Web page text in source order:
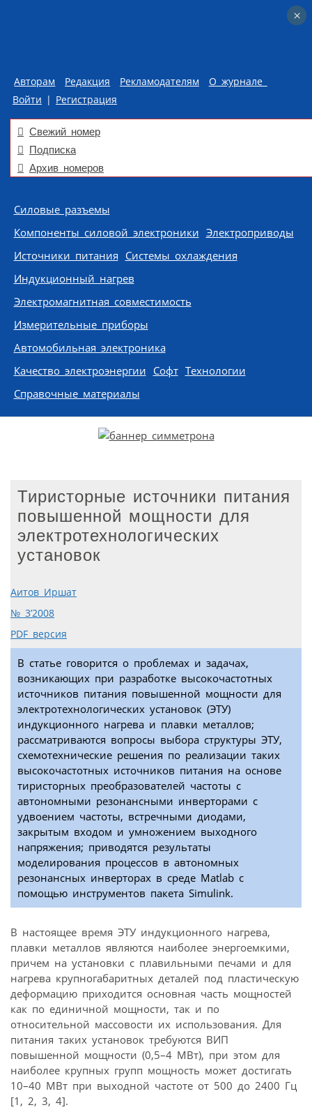
Авторам Редакция Рекламодателям
О журнале
Войти | Регистрация
Свежий номер
Подписка
Архив номеров
Skip to content
Силовые разъемы
Компоненты силовой электроники Электроприводы
Источники питания Системы охлаждения
Индукционный нагрев
Электромагнитная совместимость
Измерительные приборы
Автомобильная электроника
Качество электроэнергии Софт Технологии
Справочные материалы
Тиристорные источники питания
повышенной мощности для
электротехнологических
установок
Аитов Иршат
№ 3’2008
PDF версия
В статье говорится о проблемах и задачах,
возникающих при разработке высокочастотных
источников питания повышенной мощности для
электротехнологических установок (ЭТУ)
индукционного нагрева и плавки металлов;
рассматриваются вопросы выбора структуры ЭТУ,
схемотехнические решения по реализации таких
высокочастотных источников питания на основе
тиристорных преобразователей частоты с
автономными резонансными инверторами с
удвоением частоты, встречными диодами,
закрытым входом и умножением выходного
напряжения; приводятся результаты
моделирования процессов в автономных
резонансных инверторах в среде Matlab с
помощью инструментов пакета Simulink.
В настоящее время ЭТУ индукционного нагрева,
плавки металлов являются наиболее энергоемкими,
причем на установки с плавильными печами и для
нагрева крупногабаритных деталей под пластическую
деформацию приходится основная часть мощностей
как по единичной мощности, так и по
относительной массовости их использования. Для
питания таких установок требуются ВИП
повышенной мощности (0,5–4 МВт), при этом для
наиболее крупных групп мощность может достигать
10–40 МВт при выходной частоте от 500 до 2400 Гц
[1, 2, 3, 4].
×
×